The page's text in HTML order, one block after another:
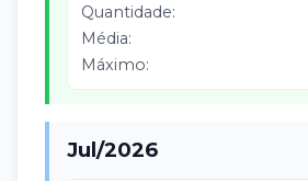
Quantidade:
Média:
Máximo:
Jul/2026